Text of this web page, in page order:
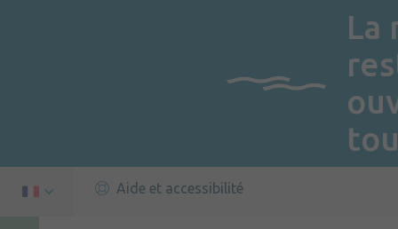
La
Aide et accessibilité